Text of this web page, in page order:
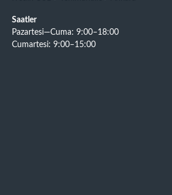
Saatler
Pazartesi—Cuma: 9:00–18:00
Cumartesi: 9:00–15:00